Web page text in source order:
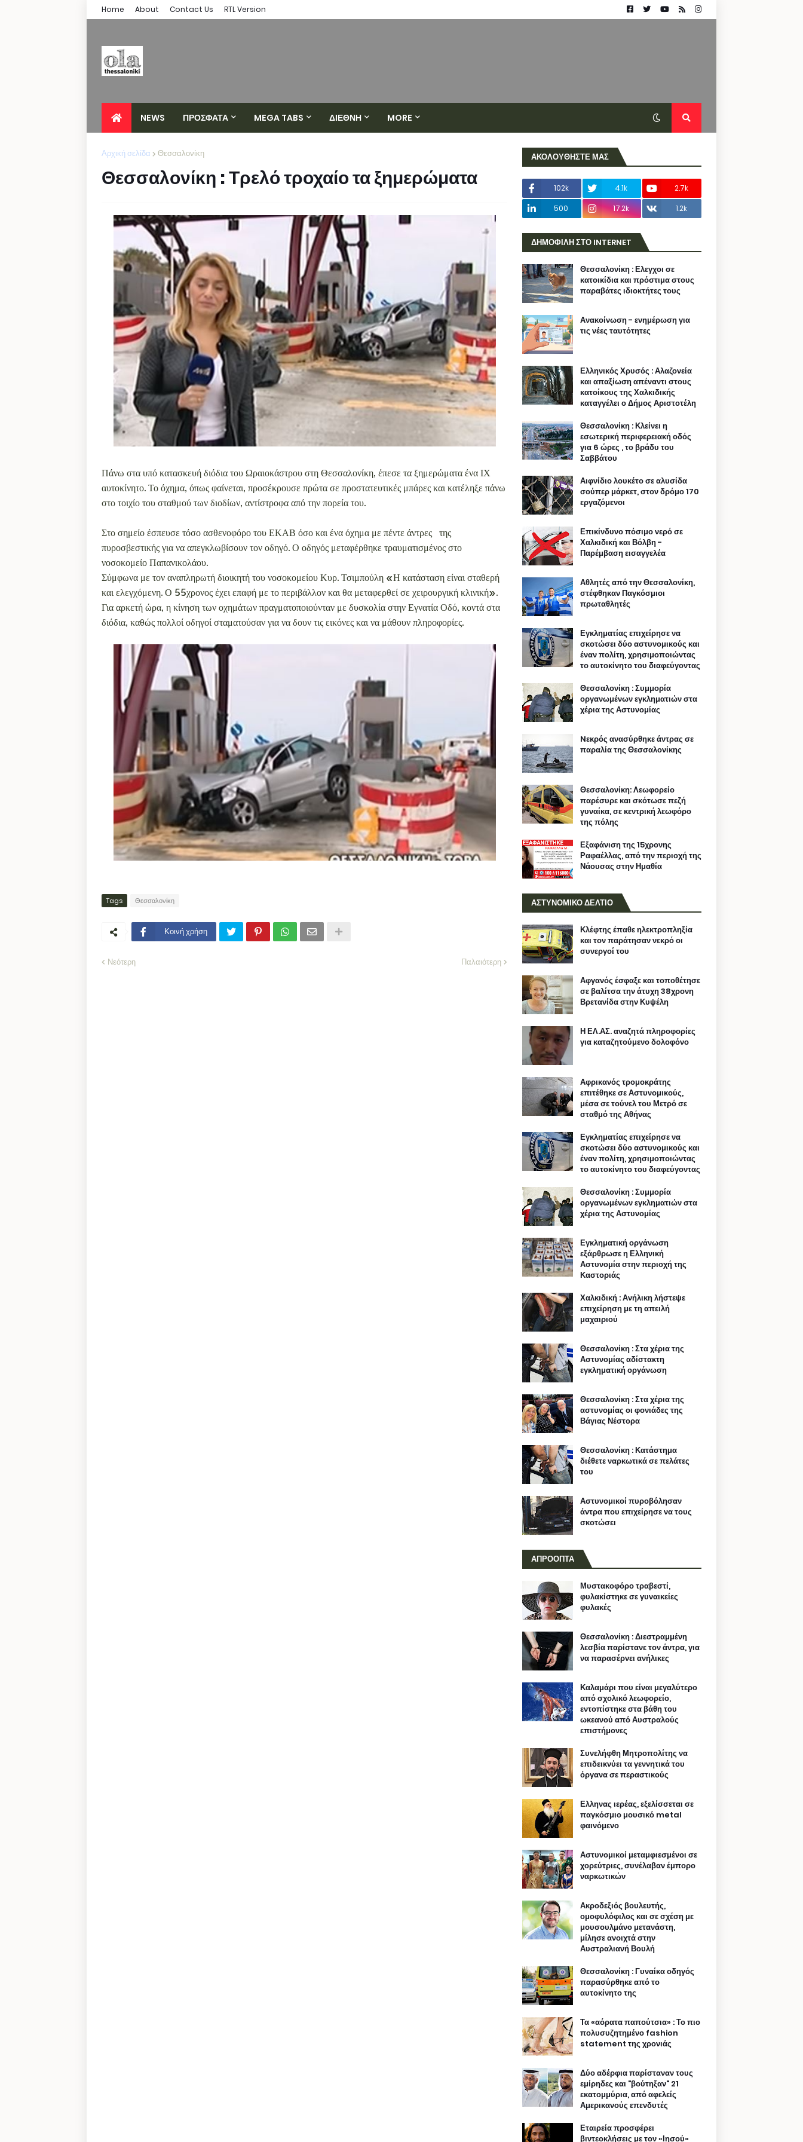
Home About Contact Us RTL Version
NEWS ΠΡΟΣΦΑΤΑ MEGA TABS ΔΙΕΘΝΗ MORE
Αρχική σελίδα Θεσσαλονίκη
Θεσσαλονίκη : Τρελό τροχαίο τα ξημερώματα
Πάνω στα υπό κατασκευή διόδια του Ωραιοκάστρου στη Θεσσαλονίκη, έπεσε τα ξημερώματα ένα ΙΧ
αυτοκίνητο. Το όχημα, όπως φαίνεται, προσέκρουσε πρώτα σε προστατευτικές μπάρες και κατέληξε πάνω
στο τοιχίο του σταθμού των διοδίων, αντίστροφα από την πορεία του.
Στο σημείο έσπευσε τόσο ασθενοφόρο του ΕΚΑΒ όσο και ένα όχημα με πέντε άντρες της
πυροσβεστικής για να απεγκλωβίσουν τον οδηγό. Ο οδηγός μεταφέρθηκε τραυματισμένος στο
νοσοκομείο Παπανικολάου.
Σύμφωνα με τον αναπληρωτή διοικητή του νοσοκομείου Κυρ. Τσιμπούλη «Η κατάσταση είναι σταθερή
και ελεγχόμενη. Ο 55χρονος έχει επαφή με το περιβάλλον και θα μεταφερθεί σε χειρουργική κλινική».
Για αρκετή ώρα, η κίνηση των οχημάτων πραγματοποιούνταν με δυσκολία στην Εγνατία Οδό, κοντά στα
διόδια, καθώς πολλοί οδηγοί σταματούσαν για να δουν τις εικόνες και να μάθουν πληροφορίες.
Tags Θεσσαλονίκη
Κοινή χρήση
Νεότερη Παλαιότερη
ΑΚΟΛΟΥΘΗΣΤΕ ΜΑΣ
102k 4.1k
2.7k
500
17.2k 1.2k
ΔΗΜΟΦΙΛΗ ΣΤΟ INTERNET
Θεσσαλονίκη : Ελεγχοι σε
κατοικίδια και πρόστιμα στους
παραβάτες ιδιοκτήτες τους
Ανακοίνωση - ενημέρωση για
τις νέες ταυτότητες
Ελληνικός Χρυσός : Αλαζονεία
και απαξίωση απέναντι στους
κατοίκους της Χαλκιδικής
καταγγέλει ο Δήμος Αριστοτέλη
Θεσσαλονίκη : Κλείνει η
εσωτερική περιφερειακή οδός
για 6 ώρες , το βράδυ του
Σαββάτου
Αιφνίδιο λουκέτο σε αλυσίδα
σούπερ μάρκετ, στον δρόμο 170
εργαζόμενοι
Επικίνδυνο πόσιμο νερό σε
Χαλκιδική και Βόλβη -
Παρέμβαση εισαγγελέα
Αθλητές από την Θεσσαλονίκη,
στέφθηκαν Παγκόσμιοι
πρωταθλητές
Εγκληματίας επιχείρησε να
σκοτώσει δύο αστυνομικούς και
έναν πολίτη, χρησιμοποιώντας
το αυτοκίνητο του διαφεύγοντας
Θεσσαλονίκη : Συμμορία
οργανωμένων εγκληματιών στα
χέρια της Αστυνομίας
Nεκρός ανασύρθηκε άντρας σε
παραλία της Θεσσαλονίκης
Θεσσαλονίκη: Λεωφορείο
παρέσυρε και σκότωσε πεζή
γυναίκα, σε κεντρική λεωφόρο
της πόλης
Εξαφάνιση της 15χρονης
Ραφαέλλας, από την περιοχή της
Νάουσας στην Ημαθία
ΑΣΤΥΝΟΜΙΚΟ ΔΕΛΤΙΟ
Κλέφτης έπαθε ηλεκτροπληξία
και τον παράτησαν νεκρό οι
συνεργοί του
Αφγανός έσφαξε και τοποθέτησε
σε βαλίτσα την άτυχη 38χρονη
Βρετανίδα στην Κυψέλη
Η ΕΛ.ΑΣ. αναζητά πληροφορίες
για καταζητούμενο δολοφόνο
Αφρικανός τρομοκράτης
επιτέθηκε σε Αστυνομικούς,
μέσα σε τούνελ του Μετρό σε
σταθμό της Αθήνας
Εγκληματίας επιχείρησε να
σκοτώσει δύο αστυνομικούς και
έναν πολίτη, χρησιμοποιώντας
το αυτοκίνητο του διαφεύγοντας
Θεσσαλονίκη : Συμμορία
οργανωμένων εγκληματιών στα
χέρια της Αστυνομίας
Εγκληματική οργάνωση
εξάρθρωσε η Ελληνική
Αστυνομία στην περιοχή της
Καστοριάς
Χαλκιδική : Ανήλικη λήστεψε
επιχείρηση με τη απειλή
μαχαιριού
Θεσσαλονίκη : Στα χέρια της
Αστυνομίας αδίστακτη
εγκληματική οργάνωση
Θεσσαλονίκη : Στα χέρια της
αστυνομίας οι φονιάδες της
Βάγιας Νέστορα
Θεσσαλονίκη : Κατάστημα
διέθετε ναρκωτικά σε πελάτες
του
Αστυνομικοί πυροβόλησαν
άντρα που επιχείρησε να τους
σκοτώσει
ΑΠΡΟΟΠΤΑ
Μυστακοφόρο τραβεστί,
φυλακίστηκε σε γυναικείες
φυλακές
Θεσσαλονίκη : Διεστραμμένη
λεσβία παρίστανε τον άντρα, για
να παρασέρνει ανήλικες
Καλαμάρι που είναι μεγαλύτερο
από σχολικό λεωφορείο,
εντοπίστηκε στα βάθη του
ωκεανού από Αυστραλούς
επιστήμονες
Συνελήφθη Μητροπολίτης να
επιδεικνύει τα γεννητικά του
όργανα σε περαστικούς
Ελληνας ιερέας, εξελίσσεται σε
παγκόσμιο μουσικό metal
φαινόμενο
Αστυνομικοί μεταμφιεσμένοι σε
χορεύτριες, συνέλαβαν έμπορο
ναρκωτικών
Ακροδεξιός βουλευτής,
ομοφυλόφιλος και σε σχέση με
μουσουλμάνο μετανάστη,
μίλησε ανοιχτά στην
Αυστραλιανή Βουλή
Θεσσαλονίκη : Γυναίκα οδηγός
παρασύρθηκε από το
αυτοκίνητο της
Τα «αόρατα παπούτσια» : Το πιο
πολυσυζητημένο fashion
statement της χρονιάς
Δύο αδέρφια παρίσταναν τους
εμίρηδες και "βούτηξαν" 21
εκατομμύρια, από αφελείς
Αμερικανούς επενδυτές
Εταιρεία προσφέρει
βιντεοκλήσεις με τον «Ιησού»